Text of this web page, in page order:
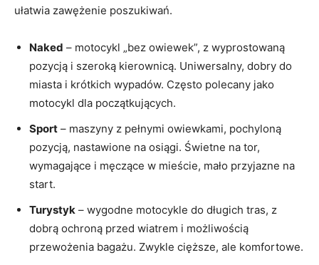
ułatwia zawężenie poszukiwań.
Naked – motocykl „bez owiewek”, z wyprostowaną
pozycją i szeroką kierownicą. Uniwersalny, dobry do
miasta i krótkich wypadów. Często polecany jako
motocykl dla początkujących.
Sport – maszyny z pełnymi owiewkami, pochyloną
pozycją, nastawione na osiągi. Świetne na tor,
wymagające i męczące w mieście, mało przyjazne na
start.
Turystyk – wygodne motocykle do długich tras, z
dobrą ochroną przed wiatrem i możliwością
przewożenia bagażu. Zwykle cięższe, ale komfortowe.